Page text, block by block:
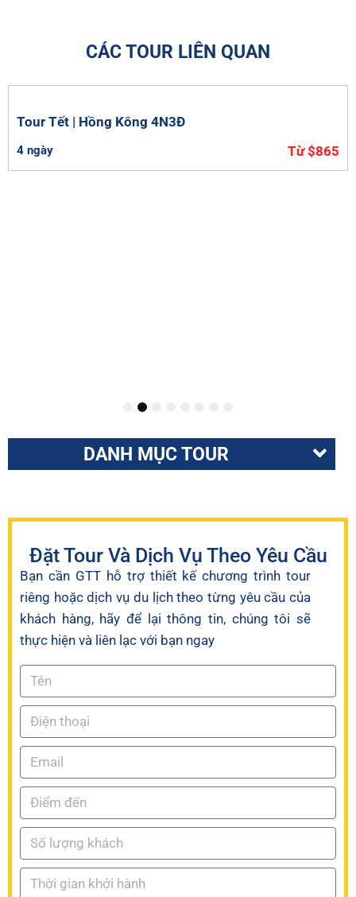
CÁC TOUR LIÊN QUAN
5
DANH MỤC TOUR
Đặt Tour Và Dịch Vụ Theo Yêu Cầu
Bạn cần GTT hỗ trợ thiết kế chương trình tour
riêng hoặc dịch vụ du lịch theo từng yêu cầu của
khách hàng, hãy để lại thông tin, chúng tôi sẽ
thực hiện và liên lạc với bạn ngay